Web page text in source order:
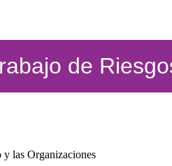
de
las Organizaciones